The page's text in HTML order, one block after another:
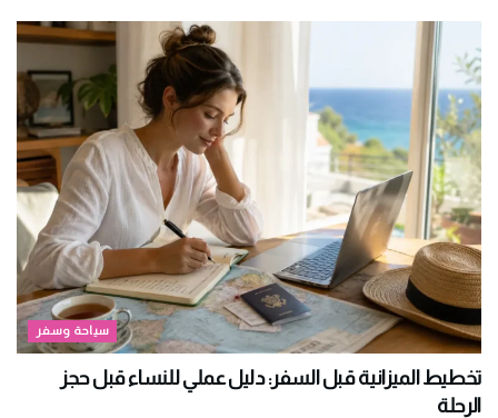
سياحة وسفر
تخطيط الميزانية قبل السفر: دليل عملي للنساء قبل حجز
الرحلة